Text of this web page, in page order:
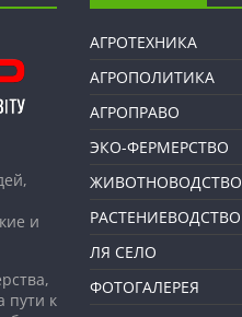
и
пути к
АГРОТЕХНИКА
АГРОПОЛИТИКА
АГРОПРАВО
ЭКО-ФЕРМЕРСТВО
ЖИВОТНОВОДСТВО
РАСТЕНИЕВОДСТВО
ЛЯ СЕЛО
ФОТОГАЛЕРЕЯ